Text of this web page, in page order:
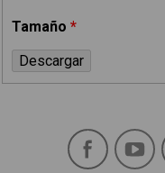
Tamaño *
Social